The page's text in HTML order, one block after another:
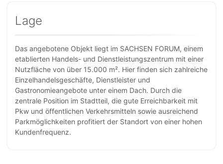
Lage
Das angebotene Objekt liegt im SACHSEN FORUM, einem
etablierten Handels- und Dienstleistungszentrum mit einer
Nutzfläche von über 15.000 m². Hier finden sich zahlreiche
Einzelhandelsgeschäfte, Dienstleister und
Gastronomieangebote unter einem Dach. Durch die
zentrale Position im Stadtteil, die gute Erreichbarkeit mit
Pkw und öffentlichen Verkehrsmitteln sowie ausreichend
Parkmöglichkeiten profitiert der Standort von einer hohen
Kundenfrequenz.